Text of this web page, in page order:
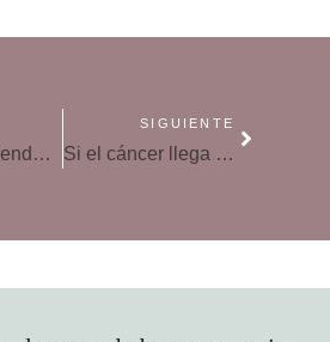
¿Qué recomiendan los pediatras para comprar vacunas en farmacias?
SIGUIENTE
Si el cáncer llega a casa, hay que mantener el ejercicio cotidiano